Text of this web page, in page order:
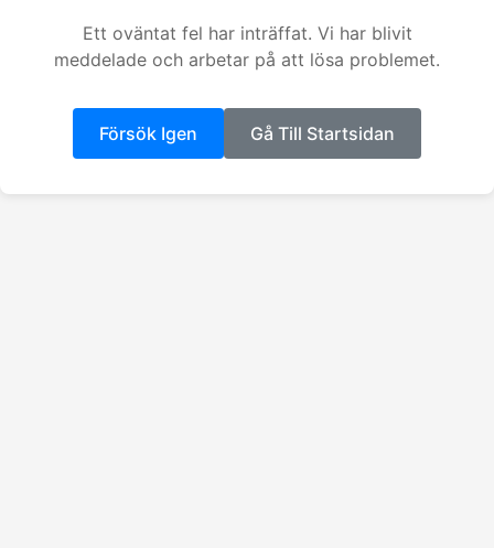
Ett oväntat fel har inträffat. Vi har blivit
meddelade och arbetar på att lösa problemet.
Försök Igen Gå Till Startsidan